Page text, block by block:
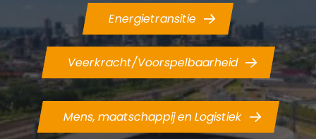
Energietransitie
Veerkracht/Voorspelbaarheid
Mens, maatschappij en Logistiek